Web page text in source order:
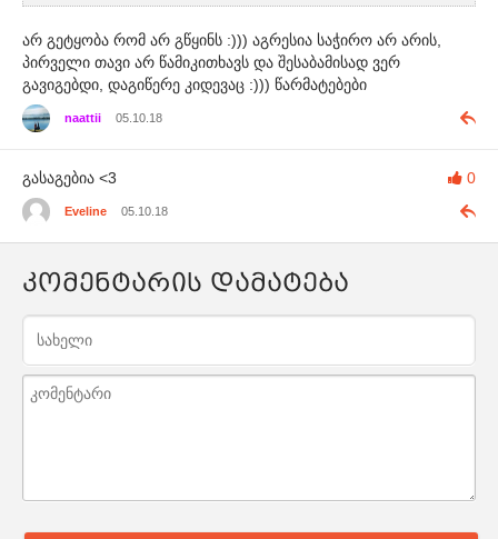
არ გეტყობა რომ არ გწყინს :))) აგრესია საჭირო არ არის,
პირველი თავი არ წამიკითხავს და შესაბამისად ვერ
გავიგებდი, დაგიწერე კიდევაც :))) წარმატებები
naattii 05.10.18
0
გასაგებია <3
Eveline 05.10.18
კომენტარის დამატება